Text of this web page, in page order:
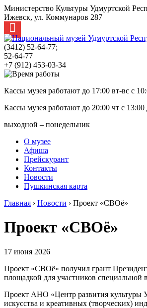
Министерство Культуры Удмуртской
Ижевск, ул. Коммунаров 287
(3412) 52-64-77;
52-64-77
+7 (912) 453-03-34
Кассы музея работают до 17:00 вт-вс с
Кассы музея работают до 20:00 чт с 13:00
выходной – понедельник
О музее
Афиша
Прейскурант
Контакты
Новости
Пушкинская карта
Главная › Новости › Проект «СВОё»
Проект «СВОё»
17 июня 2026
Проект «СВОё» получил грант
площадкой для участников
Проект АНО «Центр развития культуры
искусства и креативных (творческих)